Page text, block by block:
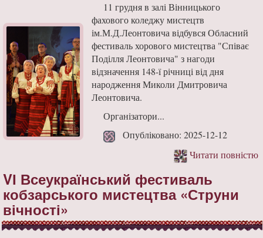
11 грудня в залі Вінницького
фахового коледжу мистецтв
ім.М.Д.Леонтовича відбувся Обласний
фестиваль хорового мистецтва "Співає
Поділля Леонтовича" з нагоди
відзначення 148-ї річниці від дня
народження Миколи Дмитровича
Леонтовича.
Організатори...
Опубліковано: 2025-12-12
Читати повністю
VІ Всеукраїнський фестиваль
кобзарського мистецтва «Струни
вічності»